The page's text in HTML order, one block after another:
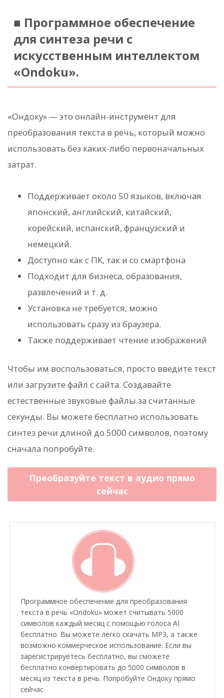
■ Программное обеспечение
для синтеза речи с
искусственным интеллектом
«Ondoku».
«Ондоку» — это онлайн-инструмент для
преобразования текста в речь, который можно
использовать без каких-либо первоначальных
затрат.
Поддерживает около 50 языков, включая
японский, английский, китайский,
корейский, испанский, французский и
немецкий.
Доступно как с ПК, так и со смартфона
Подходит для бизнеса, образования,
развлечений и т. д.
Установка не требуется, можно
использовать сразу из браузера.
Также поддерживает чтение изображений
Чтобы им воспользоваться, просто введите текст
или загрузите файл с сайта. Создавайте
естественные звуковые файлы за считанные
секунды. Вы можете бесплатно использовать
синтез речи длиной до 5000 символов, поэтому
сначала попробуйте.
Преобразуйте текст в аудио прямо
сейчас
Программное обеспечение для преобразования
текста в речь «Ondoku» может считывать 5000
символов каждый месяц с помощью голоса AI
бесплатно. Вы можете легко скачать MP3, а также
возможно коммерческое использование. Если вы
зарегистрируетесь бесплатно, вы сможете
бесплатно конвертировать до 5000 символов в
месяц из текста в речь. Попробуйте Ондоку прямо
сейчас.